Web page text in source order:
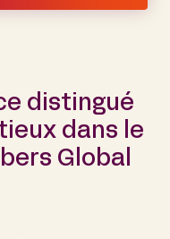
distingué
dans le
Global